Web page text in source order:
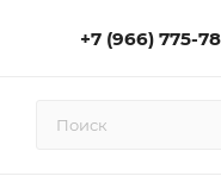
+7 (966) 775-